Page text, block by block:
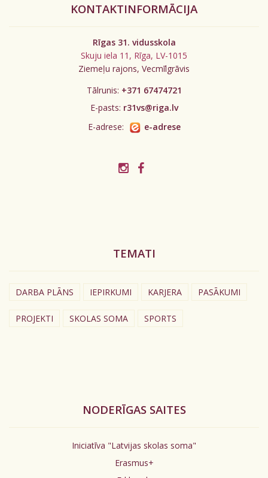
KONTAKTINFORMĀCIJA
Rīgas 31. vidusskola
Skuju iela 11, Rīga, LV-1015
Ziemeļu rajons, Vecmīlgrāvis
Tālrunis: +371 67474721
E-pasts: r31vs@riga.lv
E-adrese:
e-adrese
TEMATI
DARBA PLĀNS IEPIRKUMI KARJERA PASĀKUMI
PROJEKTI SKOLAS SOMA SPORTS
NODERĪGAS SAITES
Iniciatīva "Latvijas skolas soma"
Erasmus+